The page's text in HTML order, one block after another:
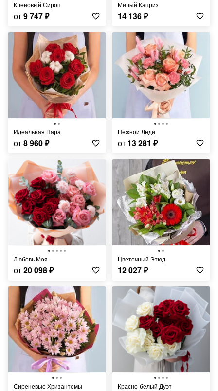
Кленовый Сироп
от9 747₽
Милый Каприз
14 136₽
Идеальная Пара
от8 960₽
Нежной Леди
от 13 281 ₽
Любовь Моя
от20 098₽
Цветочный Этюд
12 027₽
Сиреневые Хризантемы Красно-белый Дуэт